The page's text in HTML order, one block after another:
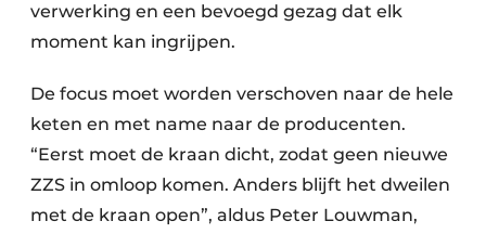
verwerking en een bevoegd gezag dat elk
moment kan ingrijpen.
De focus moet worden verschoven naar de hele
keten en met name naar de producenten.
“Eerst moet de kraan dicht, zodat geen nieuwe
ZZS in omloop komen. Anders blijft het dweilen
met de kraan open”, aldus Peter Louwman,